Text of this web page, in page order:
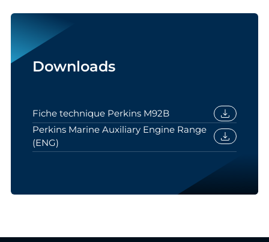
Downloads
Fiche technique Perkins M92B download
Perkins Marine Auxiliary Engine Range
(ENG)
download